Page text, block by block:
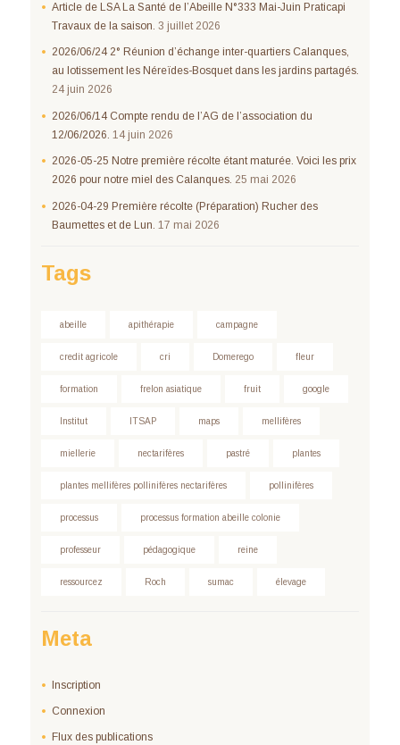
Article de LSA La Santé de l’Abeille N°333 Mai-Juin Praticapi
Travaux de la saison. 3 juillet 2026
2026/06/24 2° Réunion d’échange inter-quartiers Calanques,
au lotissement les Néreïdes-Bosquet dans les jardins partagés.
24 juin 2026
2026/06/14 Compte rendu de l’AG de l’association du
12/06/2026. 14 juin 2026
2026-05-25 Notre première récolte étant maturée. Voici les prix
2026 pour notre miel des Calanques. 25 mai 2026
2026-04-29 Première récolte (Préparation) Rucher des
Baumettes et de Lun. 17 mai 2026
Tags
abeille apithérapie campagne
credit agricole cri Domerego fleur
formation frelon asiatique fruit google
Institut ITSAP maps mellifères
miellerie nectarifères pastré plantes
plantes mellifères pollinifères nectarifères pollinifères
processus processus formation abeille colonie
professeur pédagogique reine
ressourcez Roch sumac élevage
Meta
Inscription
Connexion
Flux des publications